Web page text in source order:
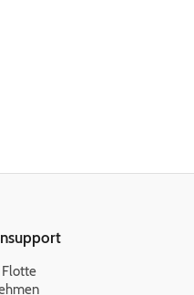
Flotte